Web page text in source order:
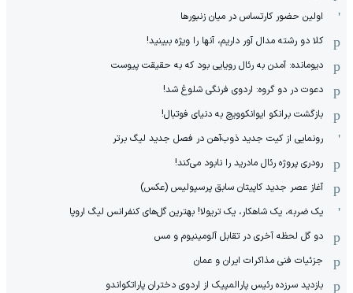
اولین حضور کارتساس در میان زنبورها
کلا دو‌ رشته مدال آور داریم، آنها را ویژه ببینید!
دیومانده: آمدن به رئال رویایی بود که به حقیقت پیوست
دعوت در دو گروه: اردوی فرنگی شلوغ شد!
بازگشت برانکو ایوانکوویچ به دنیای فوتبال!
رونمایی از کیت جدید ذوب‌آهن در فصل جدید لیگ برتر
رودری پروژه رئال مادرید را نابود می‌کند!
آغاز عصر جدید کاپیتان سابق پرسپولیس (عکس)
یک ضربه، یک شاهکار، یک تریولا! بهترین گل‌های کنفرانس لیگ اروپا
دو گل لحظه آخری در تقابل آلومینیوم و مس
جزئیات فنی مذاکرات ایران و عمان
بازدید سرزده رئیس پارالمپیک از اردوی دختران پاراتکواندو